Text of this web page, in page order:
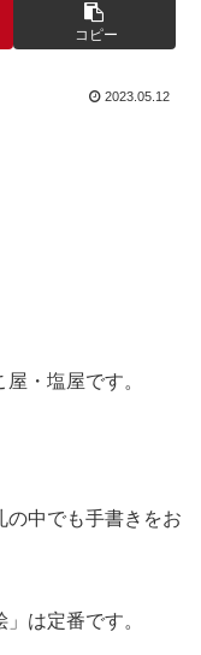
コピー
2023.05.12
・塩屋です。
の中でも手書きをお
は定番です。